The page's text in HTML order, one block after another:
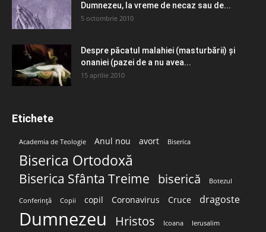
Dumnezeu, la vreme de necaz sau de...
5 octombrie 2010
Despre păcatul malahiei (masturbării) şi
onaniei (pazei de a nu avea...
15 aprilie 2010
Etichete
Academia de Teologie Anul nou avort Biserica
Biserica Ortodoxă
Biserica Sfânta Treime biserică Botezul
Conferință Copii copil Coronavirus Cruce dragoste
Dumnezeu Hristos Icoana Ierusalim